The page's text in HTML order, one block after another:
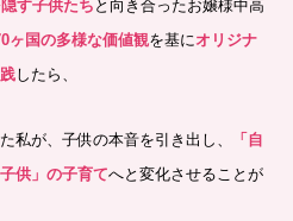
す子供たち と向き合ったお嬢様中高
ヶ国の多様な価値観を基にオリジナ
したら、
私が、 子供の本音を引き出し、
「自
供」の子育てへと変化させることが